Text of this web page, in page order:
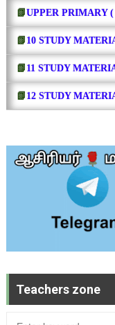
📗UPPER PRIMARY (
📗 10 STUDY
📗 11 STUDY
📗 12 STUDY
Teachers zone